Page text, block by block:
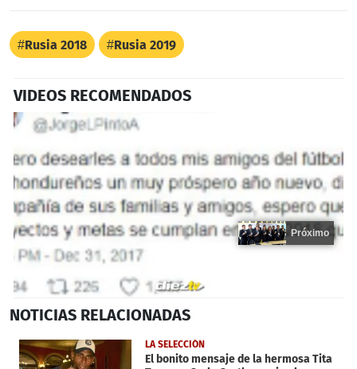
Rusia 2018 Rusia 2019
VIDEOS RECOMENDADOS
seconds
15
seconds
Próximo
NOTICIAS RELACIONADAS
LA SELECCIÓN
El bonito mensaje de la hermosa Tita